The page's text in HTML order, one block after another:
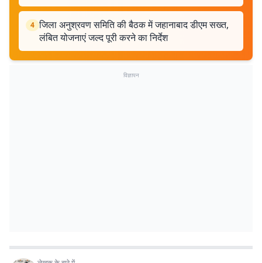
4 जिला अनुश्रवण समिति की बैठक में जहानाबाद डीएम सख्त,
लंबित योजनाएं जल्द पूरी करने का निर्देश
विज्ञापन